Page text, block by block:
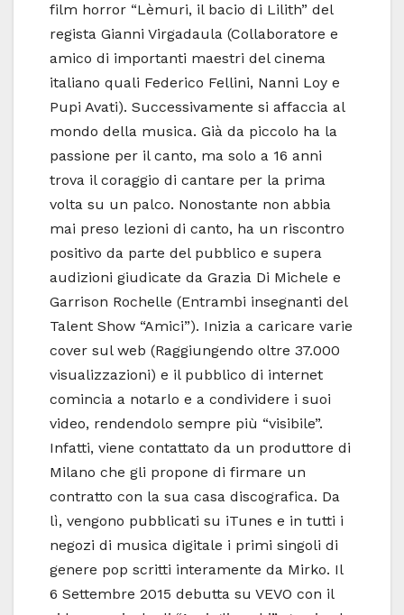
film horror “Lèmuri, il bacio di Lilith” del
regista Gianni Virgadaula (Collaboratore e
amico di importanti maestri del cinema
italiano quali Federico Fellini, Nanni Loy e
Pupi Avati). Successivamente si affaccia al
mondo della musica. Già da piccolo ha la
passione per il canto, ma solo a 16 anni
trova il coraggio di cantare per la prima
volta su un palco. Nonostante non abbia
mai preso lezioni di canto, ha un riscontro
positivo da parte del pubblico e supera
audizioni giudicate da Grazia Di Michele e
Garrison Rochelle (Entrambi insegnanti del
Talent Show “Amici”). Inizia a caricare varie
cover sul web (Raggiungendo oltre 37.000
visualizzazioni) e il pubblico di internet
comincia a notarlo e a condividere i suoi
video, rendendolo sempre più “visibile”.
Infatti, viene contattato da un produttore di
Milano che gli propone di firmare un
contratto con la sua casa discografica. Da
lì, vengono pubblicati su iTunes e in tutti i
negozi di musica digitale i primi singoli di
genere pop scritti interamente da Mirko. Il
6 Settembre 2015 debutta su VEVO con il